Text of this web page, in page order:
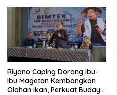
Riyono Caping Dorong Ibu-
Ibu Magetan Kembangkan
Olahan Ikan, Perkuat Budaya